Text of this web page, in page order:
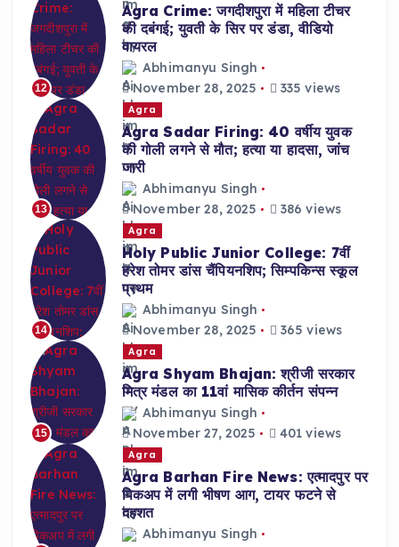
12
Agra Crime: जगदीशपुरा में महिला टीचर
की दबंगई; युवती के सिर पर डंडा, वीडियो
वायरल
Abhimanyu Singh
November 28, 2025
335 views
13
Agra
Agra Sadar Firing: 40 वर्षीय युवक
की गोली लगने से मौत; हत्या या हादसा, जांच
जारी
Abhimanyu Singh
November 28, 2025
386 views
14
Agra
Holy Public Junior College: 7वीं
हरेश तोमर डांस चैंपियनशिप; सिम्पकिन्स स्कूल
प्रथम
Abhimanyu Singh
November 28, 2025
365 views
15
Agra
Agra Shyam Bhajan: श्रीजी सरकार
मित्र मंडल का 11वां मासिक कीर्तन संपन्न
Abhimanyu Singh
November 27, 2025
401 views
Agra
Agra Barhan Fire News: एत्मादपुर पर
पिकअप में लगी भीषण आग, टायर फटने से
दहशत
Abhimanyu Singh